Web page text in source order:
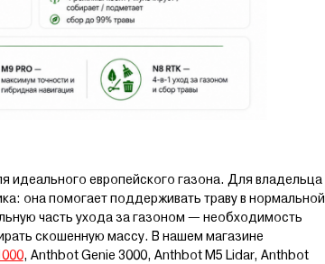
идеального европейского газона. Для владельца
она помогает поддерживать траву в нормальной
часть ухода за газоном — необходимость
скошенную массу. В нашем магазине
, Anthbot Genie 3000, Anthbot M5 Lidar, Anthbot